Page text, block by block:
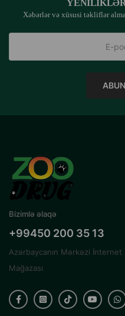
Xəbərlər və xüsusi təkliflər
Bizimlə əlaqə
+99450 200 35 13
Azərbaycanın Mərkəzi İnternet
Mağazası